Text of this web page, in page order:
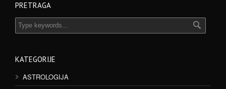
PRETRAGA
KATEGORIJE
ASTROLOGIJA